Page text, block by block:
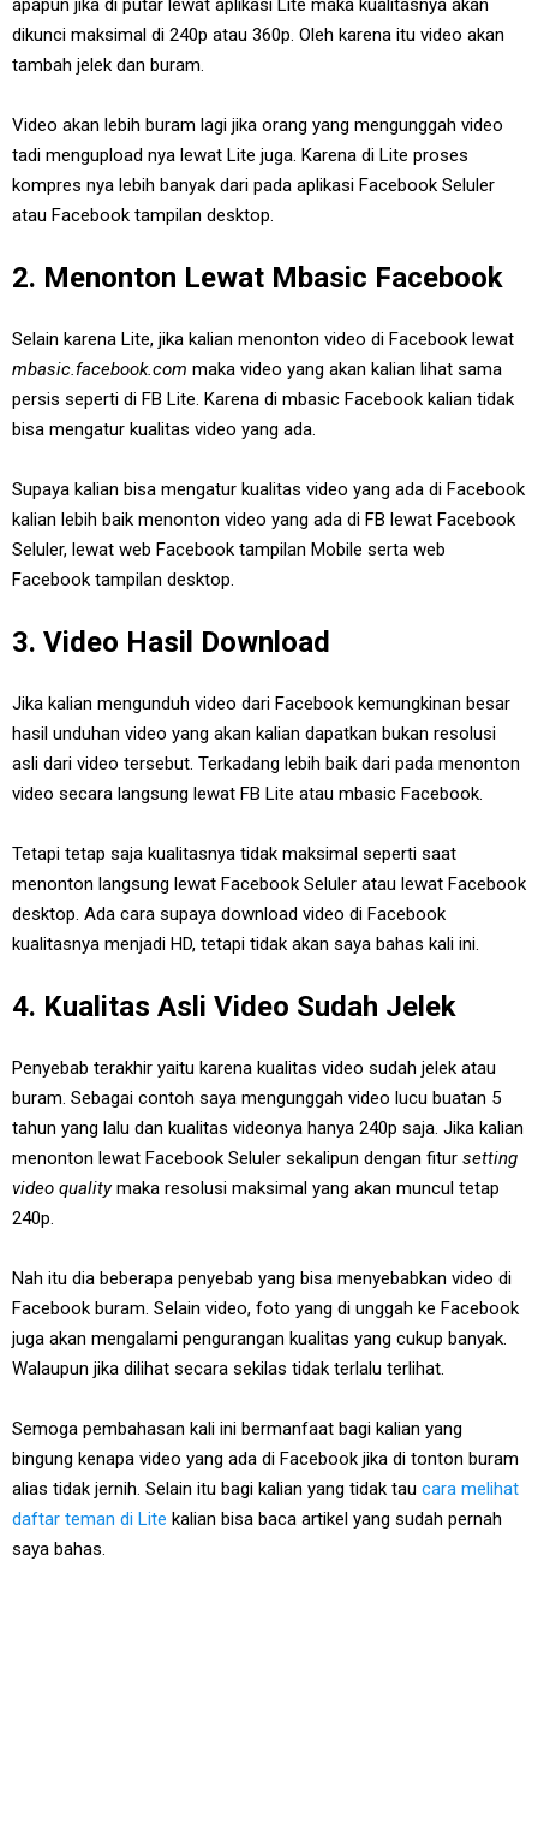
apapun jika di putar lewat aplikasi Lite maka kualitasnya akan
dikunci maksimal di 240p atau 360p. Oleh karena itu video akan
tambah jelek dan buram.
Video akan lebih buram lagi jika orang yang mengunggah video
tadi mengupload nya lewat Lite juga. Karena di Lite proses
kompres nya lebih banyak dari pada aplikasi Facebook Seluler
atau Facebook tampilan desktop.
2. Menonton Lewat Mbasic Facebook
Selain karena Lite, jika kalian menonton video di Facebook lewat
mbasic.facebook.com maka video yang akan kalian lihat sama
persis seperti di FB Lite. Karena di mbasic Facebook kalian tidak
bisa mengatur kualitas video yang ada.
Supaya kalian bisa mengatur kualitas video yang ada di Facebook
kalian lebih baik menonton video yang ada di FB lewat Facebook
Seluler, lewat web Facebook tampilan Mobile serta web
Facebook tampilan desktop.
3. Video Hasil Download
Jika kalian mengunduh video dari Facebook kemungkinan besar
hasil unduhan video yang akan kalian dapatkan bukan resolusi
asli dari video tersebut. Terkadang lebih baik dari pada menonton
video secara langsung lewat FB Lite atau mbasic Facebook.
Tetapi tetap saja kualitasnya tidak maksimal seperti saat
menonton langsung lewat Facebook Seluler atau lewat Facebook
desktop. Ada cara supaya download video di Facebook
kualitasnya menjadi HD, tetapi tidak akan saya bahas kali ini.
4. Kualitas Asli Video Sudah Jelek
Penyebab terakhir yaitu karena kualitas video sudah jelek atau
buram. Sebagai contoh saya mengunggah video lucu buatan 5
tahun yang lalu dan kualitas videonya hanya 240p saja. Jika kalian
menonton lewat Facebook Seluler sekalipun dengan fitur setting
video qualitymaka resolusi maksimal yang akan muncul tetap
240p.
Nah itu dia beberapa penyebab yang bisa menyebabkan video di
Facebook buram. Selain video, foto yang di unggah ke Facebook
juga akan mengalami pengurangan kualitas yang cukup banyak.
Walaupun jika dilihat secara sekilas tidak terlalu terlihat.
Semoga pembahasan kali ini bermanfaat bagi kalian yang
bingung kenapa video yang ada di Facebook jika di tonton buram
alias tidak jernih. Selain itu bagi kalian yang tidak tau cara melihat
daftar teman di Lite kalian bisa baca artikel yang sudah pernah
saya bahas.